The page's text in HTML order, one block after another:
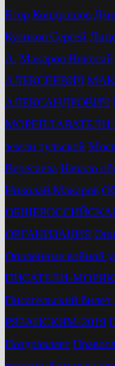
Егор Кондрашов
Куликов Сергей
А. Макаров Николай
АЛЕКСЕЕВИЧ
АЛЕКСАНДРОВИЧ
МОРЕПЛАВАТЕЛИ
земли тульской
Вересаева Начало
Николай Макаров
ОРГАНИЗАЦИЯ Они
Опалённые войной
ПИСАТЕЛИ-
Писательский билет
РЯЗАНСКИМ-2019
Поздравляет